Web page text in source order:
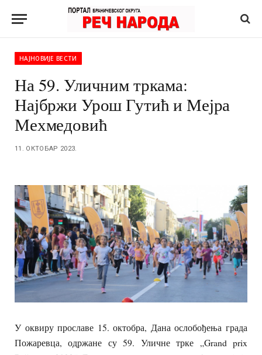
НАЈНОВИЈЕ ВЕСТИ
На 59. Уличним тркама:
Најбржи Урош Гутић и Мејра
Мехмедовић
11. ОКТОБАР 2023.
У оквиру прославе 15. октобра, Дана ослобођења града
Пожаревца, одржане су 59. Уличне трке „Grand prix